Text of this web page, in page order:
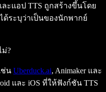
ละแอป TTS ถูกสร้างขึ้นโดย
ด้ระบุว่าเป็นของนักพากย์
ม่?
ช่น Uberduck.ai, Animaker และ
และ iOS ที่ให้ฟังก์ชัน TTS